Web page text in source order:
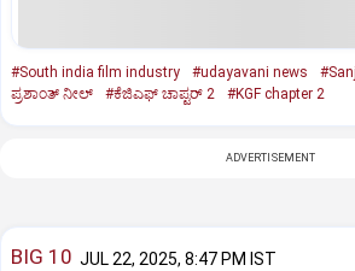
#South india film industry #udayavani news
ಪ್ರಶಾಂತ್ ನೀಲ್
#ಕೆಜಿಎಫ್ ಚಾಪ್ಟರ್‌ 2 #KGF chapter 2
ADVERTISEMENT
BIG 10 JUL 22, 2025, 8:47 PM IST